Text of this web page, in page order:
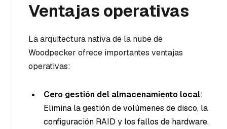
Ventajas operativas
La arquitectura nativa de la nube de
Woodpecker ofrece importantes ventajas
operativas:
Cero gestión del almacenamiento local:
Elimina la gestión de volúmenes de disco, la
configuración RAID y los fallos de hardware.